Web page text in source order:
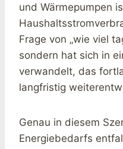
und Wärmepumpen
Frage von „wie viel
sondern hat sich in
verwandelt, das
langfristig
Genau in diesem
Energiebedarfs